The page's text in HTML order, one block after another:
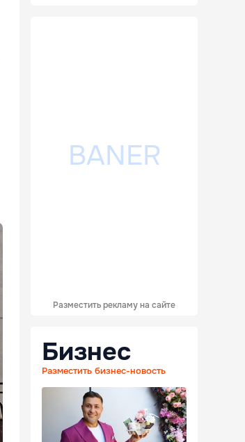
Разместить рекламу на сайте
Бизнес
Разместить бизнес-новость